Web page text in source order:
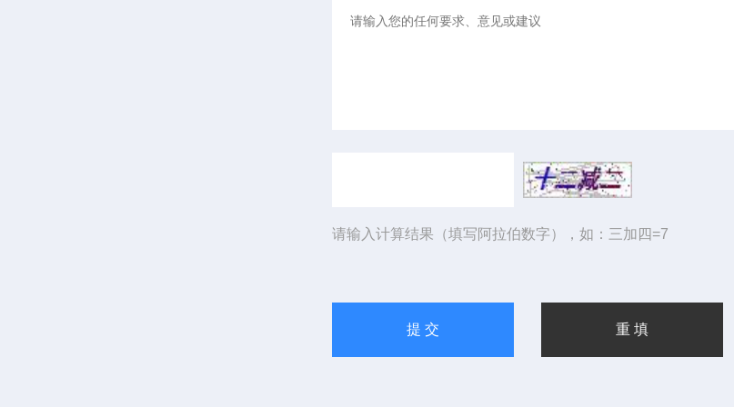
请输入计算结果（填写阿拉伯数字），如：三加四=7